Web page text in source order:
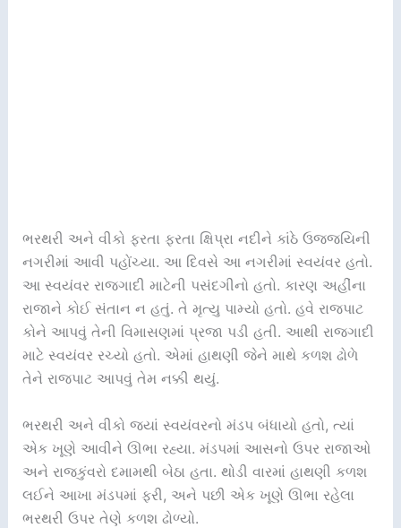
ભરથરી અને વીકો ફરતા ફરતા ક્ષિપ્રા નદીને કાંઠે ઉજ્જયિની
નગરીમાં આવી પહોંચ્યા. આ દિવસે આ નગરીમાં સ્વયંવર હતો.
આ સ્વયંવર રાજગાદી માટેની પસંદગીનો હતો. કારણ અહીંના
રાજાને કોઈ સંતાન ન હતું. તે મૃત્યુ પામ્યો હતો. હવે રાજપાટ
કોને આપવું તેની વિમાસણમાં પ્રજા પડી હતી. આથી રાજગાદી
માટે સ્વયંવર રચ્યો હતો. એમાં હાથણી જેને માથે કળશ ઢોળે
તેને રાજપાટ આપવું તેમ નક્કી થયું.
ભરથરી અને વીકો જ્યાં સ્વયંવરનો મંડપ બંધાયો હતો, ત્યાં
એક ખૂણે આવીને ઊભા રહ્યા. મંડપમાં આસનો ઉપર રાજાઓ
અને રાજકુંવરો દમામથી બેઠા હતા. થોડી વારમાં હાથણી કળશ
લઈને આખા મંડપમાં ફરી, અને પછી એક ખૂણે ઊભા રહેલા
ભરથરી ઉપર તેણે કળશ ઢોળ્યો.